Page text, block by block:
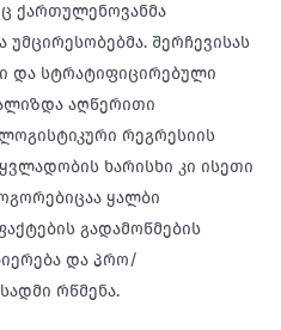
ქართულენოვანმა
უმცირესობებმა. შერჩევისას
და სტრატიფიცირებული
აღწერითი
რეგრესიის
ხარისხი კი ისეთი
ყალბი
გადამოწმების
და პრო/
რწმენა.